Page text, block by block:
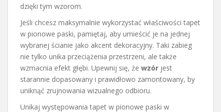
dzięki tym wzorom.
Jeśli chcesz maksymalnie wykorzystać właściwości tapet
w pionowe paski, pamiętaj, aby umieścić je na jednej
wybranej ścianie jako akcent dekoracyjny. Taki zabieg
nie tylko unika przeciążenia przestrzeni, ale także
wzmacnia efekt głębi. Upewnij się, że wzór jest
starannie dopasowany i prawidłowo zamontowany, by
uniknąć zrujnowania wizualnego odbioru.
Unikaj występowania tapet w pionowe paski w